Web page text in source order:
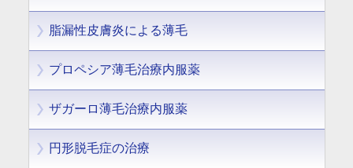
脂漏性皮膚炎による薄毛
プロペシア薄毛治療内服薬
ザガーロ薄毛治療内服薬
円形脱毛症の治療